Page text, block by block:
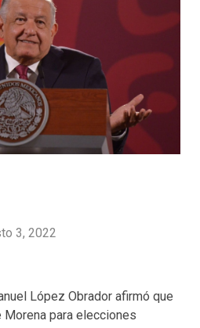
3, 2022
López Obrador afirmó que
para elecciones